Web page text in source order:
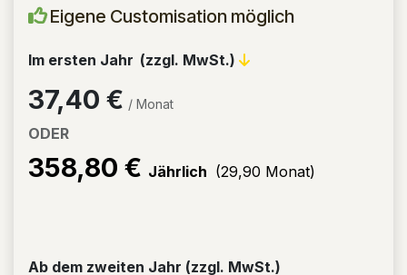
Eigene Customisation möglich
Im ersten Jahr (zzgl. MwSt.)
37,40 € / Monat
ODER
358,80 € Jährlich (29,90 Monat)
Ab dem zweiten Jahr (zzgl. MwSt.)